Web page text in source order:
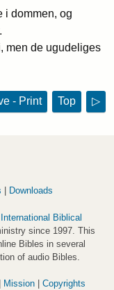
i dommen, og
men de ugudeliges
- Print Top ▷
Downloads
International Biblical
since 1997. This
Bibles in several
of audio Bibles.
Mission| Copyrights